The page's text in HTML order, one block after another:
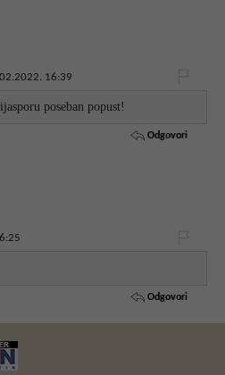
16:39
poseban popust!
Odgovori
Odgovori